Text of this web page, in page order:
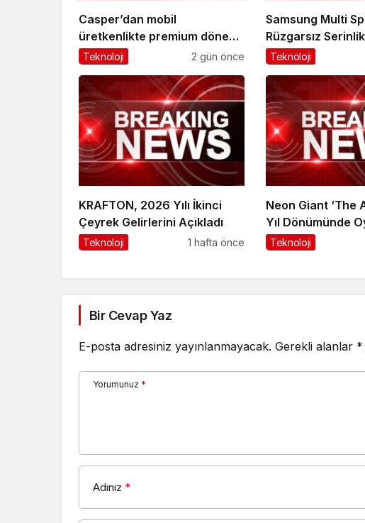
Casper’dan mobil
üretkenlikte premium dönemi
başlatacak yeni adım!
Teknoloji 2 gün önce
Samsung Multi
Rüzgarsız Serinlik
teknolojisiyle tüm
Teknoloji
KRAFTON, 2026 Yılı İkinci
Çeyrek Gelirlerini Açıkladı
Teknoloji 1 hafta önce
Neon Giant ‘The
Yıl Dönümünde
Haritasını Açıkladı
Teknoloji
Bir Cevap Yaz
E-posta adresiniz yayınlanmayacak. Gerekli alanlar *
Yorumunuz *
Adınız *